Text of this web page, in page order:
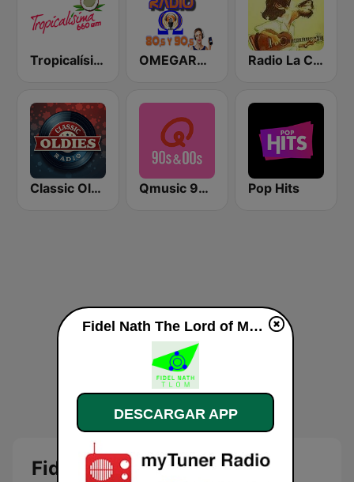
Tropicalísima 660 AM OMEGARADIO 80´S Y 90´S Radio La Cancion de la Trova
Classic Oldies Qmusic 90's & 00's Pop Hits
Fidel Nath The Lord of
Fidel Nath The Lord of Machines en vivo
DESCARGAR APP